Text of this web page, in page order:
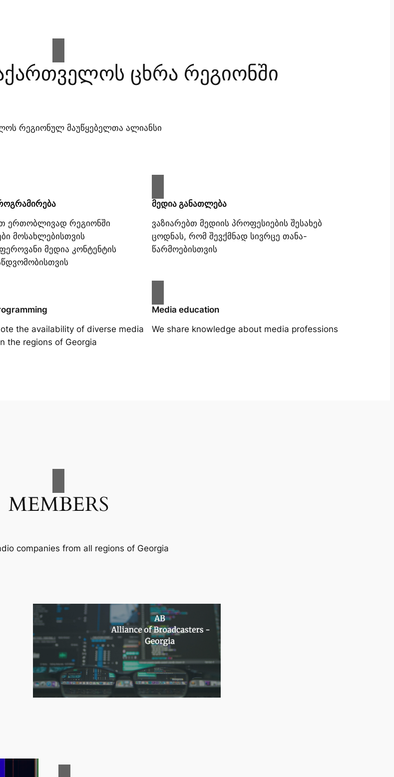
ცხრა რეგიონში
რეგიონულ მაუწყებელთა ალიანსი
ერთობლივად რეგიონში
მოსახლებისთვის
მედია კონტენტის
მედია განათლება
ვაზიარებთ მედიის პროფესიების შესახებ
ცოდნას, რომ შევქმნად სივრცე თანა-
წარმოებისთვის
the availability of diverse media
the regions of Georgia
Media education
We share knowledge about media professions
MEMBERS
companies from all regions of Georgia